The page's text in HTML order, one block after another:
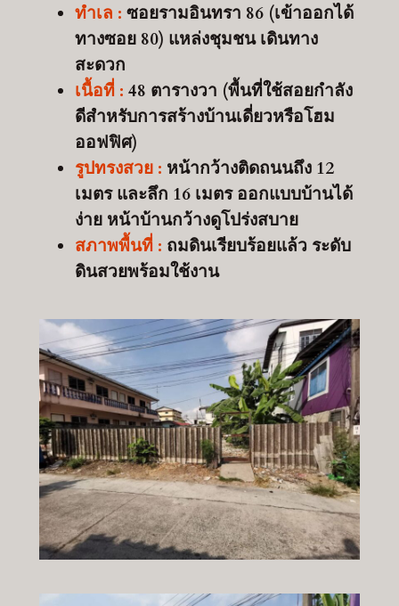
ทำเล : ซอยรามอินทรา 86 (เข้าออกได้
ทางซอย 80) แหล่งชุมชน เดินทาง
สะดวก
เนื้อที่ : 48 ตารางวา (พื้นที่ใช้สอยกำลัง
ดีสำหรับการสร้างบ้านเดี่ยวหรือโฮม
ออฟฟิศ)
รูปทรงสวย : หน้ากว้างติดถนนถึง 12
เมตร และลึก 16 เมตร ออกแบบบ้านได้
ง่าย หน้าบ้านกว้างดูโปร่งสบาย
สภาพพื้นที่ : ถมดินเรียบร้อยแล้ว ระดับ
ดินสวยพร้อมใช้งาน